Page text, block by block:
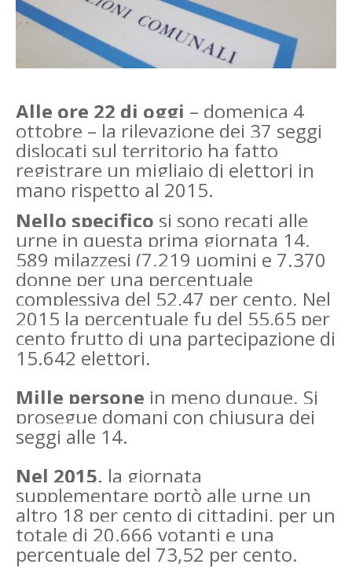
Alle ore 22 di oggi – domenica 4
ottobre – la rilevazione dei 37 seggi
dislocati sul territorio ha fatto
registrare un migliaio di elettori in
mano rispetto al 2015.
Nello specifico si sono recati alle
urne in questa prima giornata 14.
589 milazzesi (7.219 uomini e 7.370
donne per una percentuale
complessiva del 52,47 per cento. Nel
2015 la percentuale fu del 55,65 per
cento frutto di una partecipazione di
15.642 elettori.
Mille persone in meno dunque. Si
prosegue domani con chiusura dei
seggi alle 14.
Nel 2015, la giornata
supplementare portò alle urne un
altro 18 per cento di cittadini, per un
totale di 20.666 votanti e una
percentuale del 73,52 per cento.